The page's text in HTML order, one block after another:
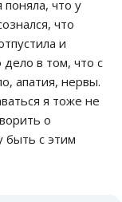
что у
что
и
в том, что с
апатия, нервы.
я тоже не
о
быть с этим